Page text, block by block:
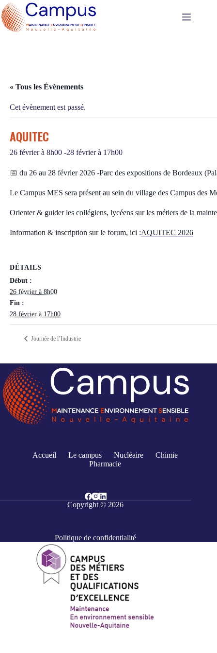
Passer
au
contenu
« Tous les Évènements
Cet évènement est passé.
AQUITEC
26 février à 8h00 -28 février à 17h00
📅 du 26 au 28 février 2026 -Parc des expositions de Bordeaux
Le Campus MES sera présent au sein du village des Campus des
Orienter & guider les collégiens, lycéens sur les métiers de la
Information & inscription sur le forum, ici :AQUITEC 2026
DÉTAILS
Début :
26 février à 8h00
Fin :
28 février à 17h00
Journée de l’Industrie
Accueil Le campus Nucléaire
Chimie
Pharmacie
Copyright © 2026
Politique de confidentialité